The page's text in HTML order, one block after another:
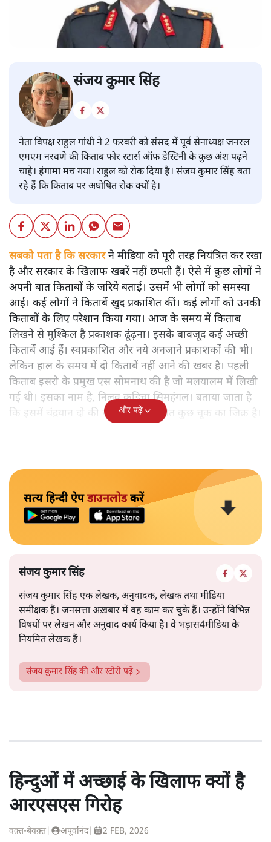
संजय कुमार सिंह
नेता विपक्ष राहुल गांधी ने 2 फरवरी को संसद में पूर्व सेनाध्यक्ष जनरल
एमएम नरवणे की किताब फोर स्टार्स ऑफ डेस्टिनी के कुछ अंश पढ़ने
चाहे। हंगामा मच गया। राहुल को रोक दिया है। संजय कुमार सिंह बता
रहे हैं कि किताब पर अघोषित रोक क्यों है।
सबको पता है कि सरकारने मीडिया को पूरी तरह नियंत्रित कर रखा
है और सरकार के खिलाफ खबरें नहीं छपती हैं। ऐसे में कुछ लोगों ने
अपनी बात किताबों के जरिये बताई। उसमें भी लोगों को समस्या
आई। कई लोगों ने किताबें खुद प्रकाशित कीं। कई लोगों को उनकी
किताबों के लिए परेशान किया गया। आज के समय में किताब
लिखने से मुश्किल है प्रकाशक ढूंढ़ना। इसके बावजूद कई अच्छी
किताबें आई हैं। स्वप्रकाशित और नये अनजाने प्रकाशकों की भी।
लेकिन हाल के समय में दो किताबें नहीं आने की खबर है। पहली
किताब इसरो के प्रमुख एस सोमनाथ की है जो मलयालम में लिखी
गई थी। इसका नाम है, निलवु कुडिचा सिमहंगल। बताया जाता है
कि इसमें चंद्रयान दो की नाकामी से संबंधित कुछ चूक का जिक्र है।
और पढ़ें
सत्य हिन्दी ऐपडाउनलोडकरें
संजय कुमार सिंह
संजय कुमार सिंह एक लेखक, अनुवादक, लेखक तथा मीडिया
समीक्षक हैं। जनसत्ता अख़बार में वह काम कर चुके हैं। उन्होंने विभिन्न
विषयों पर लेखन और अनुवाद कार्य किया है। वे भड़ास4मीडिया के
नियमित लेखक हैं।
संजय कुमार सिंहकी और स्टोरी पढ़ें
हिन्दुओं में अच्छाई के खिलाफ क्यों है
आरएसएस गिरोह
वक़्त-बेवक़्त अपूर्वानंद| 2 FEB, 2026